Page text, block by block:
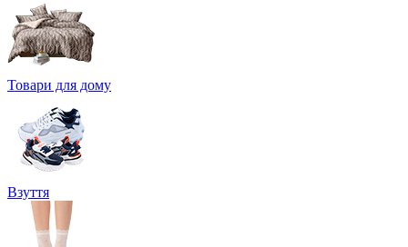
Товари для дому
Взуття